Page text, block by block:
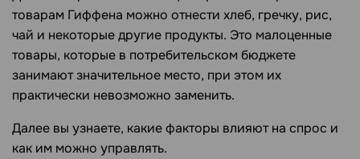
товарам Гиффена можно отнести хлеб, гречку, рис,
чай и некоторые другие продукты. Это малоценные
товары, которые в потребительском бюджете
занимают значительное место, при этом их
практически невозможно заменить.
Далее вы узнаете, какие факторы влияют на спрос и
как им можно управлять.